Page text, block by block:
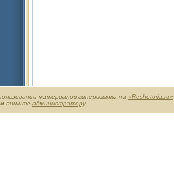
материалов гиперссылка на «Reshetoria.ru»
пишите администратору.